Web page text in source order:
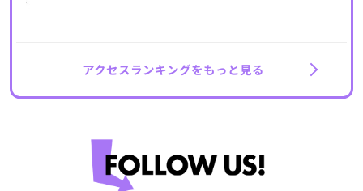
アクセスランキングをもっと見る